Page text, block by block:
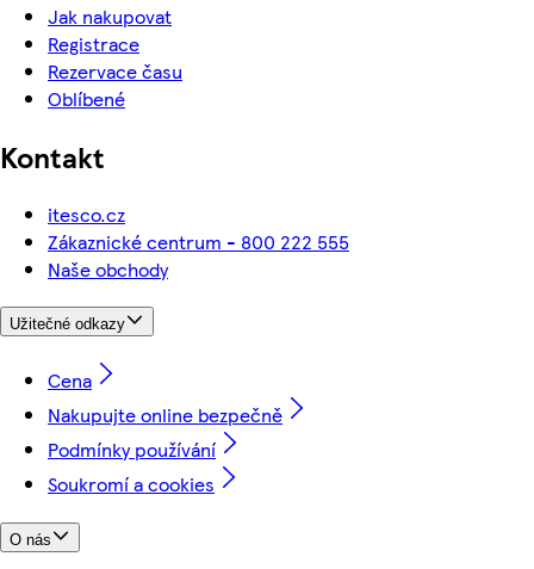
Jak nakupovat
Registrace
Rezervace času
Oblíbené
Kontakt
itesco.cz
Zákaznické centrum - 800 222 555
Naše obchody
Užitečné odkazy
Cena
Nakupujte online bezpečně
Podmínky používání
Soukromí a cookies
O nás